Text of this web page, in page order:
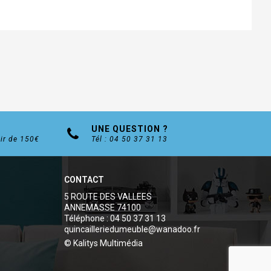
de 150€
UNE QUESTION ?
Tél : 04 50 37 31 13
CONTACT
5 ROUTE DES VALLEES
ANNEMASSE 74100
Téléphone : 04 50 37 31 13
quincailleriedumeuble@wanadoo.fr
© Kalitys Multimédia